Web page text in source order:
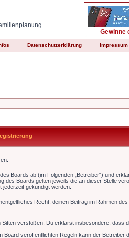
Datenschutzerklärung Impressum
Boards ab (im Folgenden „Betreiber“) und
Boards gelten jeweils die an dieser Stelle
gekündigt werden.
Recht, deinen Beitrag im Rahmen
verstoßen. Du erklärst insbesondere, dass
veröffentlichten Regeln kann der Betreiber